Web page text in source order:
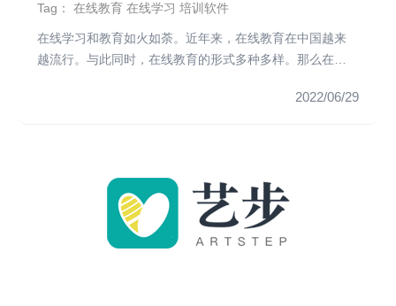
Tag：在线教育 在线学习 培训软件
在线学习和教育如火如荼。近年来，在线教育在中国越来
越流行。与此同时，在线教育的形式多种多样。那么在线
2022/06/29